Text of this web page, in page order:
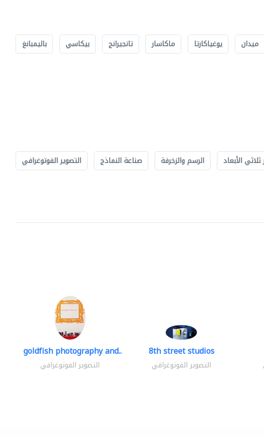
ميدان يوغياكارتا ماكاسار تانجيرانج بيكاسي باليمبانغ
الأبعاد الرسم والزخرفة صناعة النماذج
التصوير الفوتوغرافي
goldfish photography and..
التصوير الفوتوغرافي
8th street studios
التصوير الفوتوغرافي